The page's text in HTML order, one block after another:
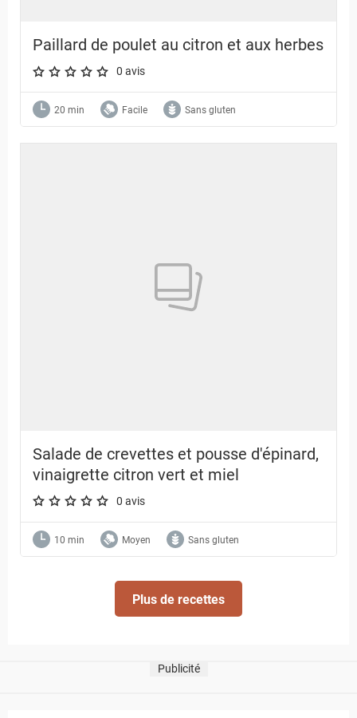
Paillard de poulet au citron et aux herbes
A star rating of 0 out of 5.
0 avis
20 min Facile Sans gluten
Salade de crevettes et pousse d'épinard,
vinaigrette citron vert et miel
A star rating of 0 out of 5.
0 avis
10 min Moyen Sans gluten
Plus de recettes
Publicité